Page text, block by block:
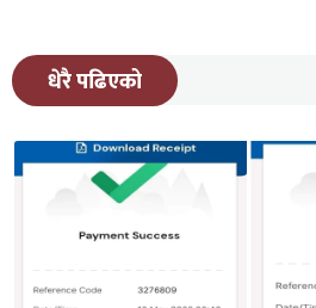
धेरै पढिएको